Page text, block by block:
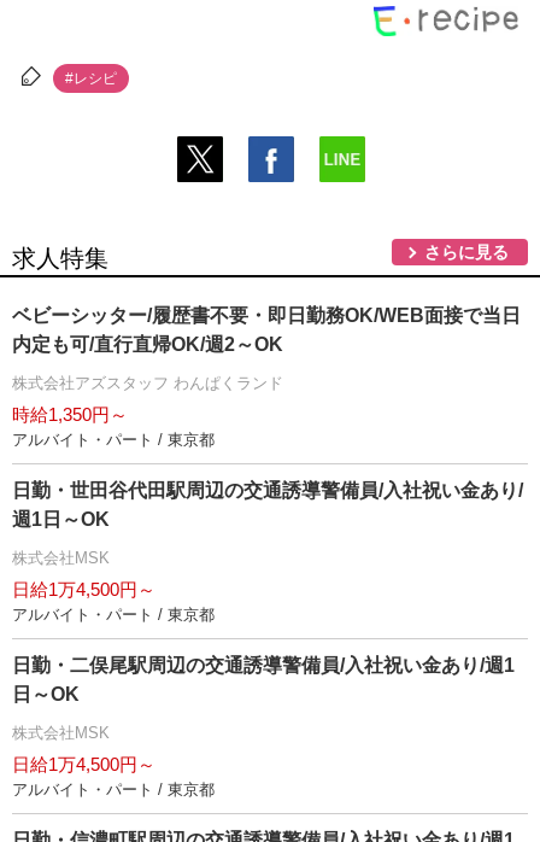
#レシピ
求人特集 さらに見る
ベビーシッター/履歴書不要・即日勤務OK/WEB面接で当日
内定も可/直行直帰OK/週2～OK
株式会社アズスタッフ わんぱくランド
時給1,350円～
アルバイト・パート / 東京都
日勤・世田谷代田駅周辺の交通誘導警備員/入社祝い金あり/
週1日～OK
株式会社MSK
日給1万4,500円～
アルバイト・パート / 東京都
日勤・二俣尾駅周辺の交通誘導警備員/入社祝い金あり/週1
日～OK
株式会社MSK
日給1万4,500円～
アルバイト・パート / 東京都